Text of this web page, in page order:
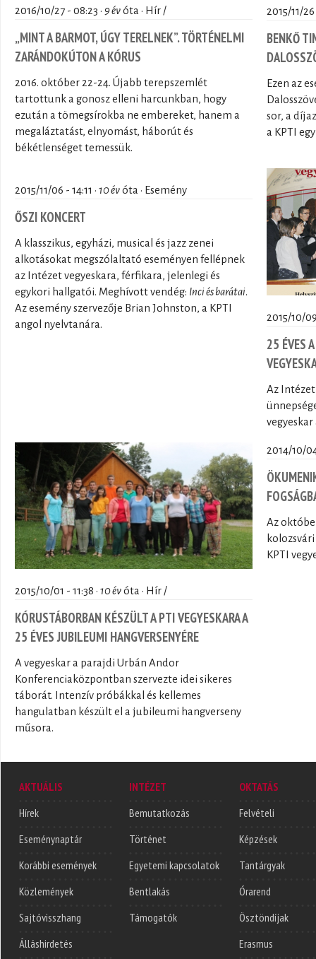
2016/10/27 - 08:23 · 9 évóta · Hír /
„MINT A BARMOT, ÚGY TERELNEK”. TÖRTÉNELMI
ZARÁNDOKÚTON A KÓRUS
2016. október 22-24. Újabb terepszemlét
tartottunk a gonosz elleni harcunkban, hogy
ezután a tömegsírokba ne embereket, hanem a
megaláztatást, elnyomást, háborút és
békétlenséget temessük.
2015/11/
BENKŐ
Ezen az
sor, a
a KPTI
2015/11/06 - 14:11 · 10 évóta · Esemény
ŐSZI KONCERT
A klasszikus, egyházi, musical és jazz zenei
alkotásokat megszólaltató eseményen fellépnek
az Intézet vegyeskara, férfikara, jelenlegi és
egykori hallgatói. Meghívott vendég: Inci és barátai.
Az esemény szervezője Brian Johnston, a KPTI
angol nyelvtanára.
2015/10/
25 ÉVES
Az
2015/10/01 - 11:38 · 10 évóta · Hír /
KÓRUSTÁBORBAN KÉSZÜLT A PTI VEGYESKARA A
25 ÉVES JUBILEUMI HANGVERSENYÉRE
A vegyeskar a parajdi Urbán Andor
Konferenciaközpontban szervezte idei sikeres
táborát. Intenzív próbákkal és kellemes
hangulatban készült el a jubileumi hangverseny
műsora.
2014/10/
Az
KPTI
AKTUÁLIS
Hírek
Eseménynaptár
Korábbi események
Közlemények
Sajtóvisszhang
Álláshirdetés
INTÉZET
Bemutatkozás
Történet
Egyetemi kapcsolatok
Bentlakás
Támogatók
OKTATÁS
Felvételi
Képzések
Tantárgyak
Órarend
Ösztöndíjak
Erasmus